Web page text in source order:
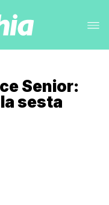
Senior:
sesta